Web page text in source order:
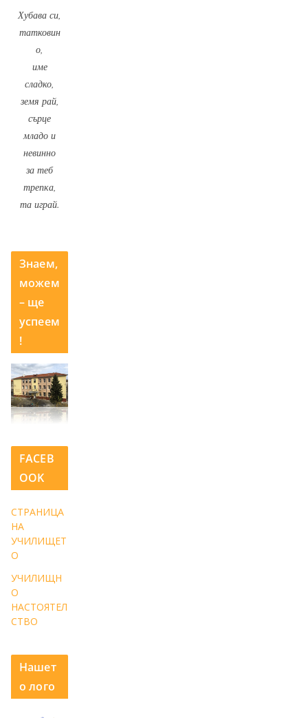
Хубава си,
татковин
о,
име
сладко,
земя рай,
сърце
младо и
невинно
за теб
трепка,
та играй.
Знаем,
можем
– ще
успеем
!
FACEB
OOK
СТРАНИЦА
НА
УЧИЛИЩЕТ
О
УЧИЛИЩН
О
НАСТОЯТЕЛ
СТВО
Нашет
о лого